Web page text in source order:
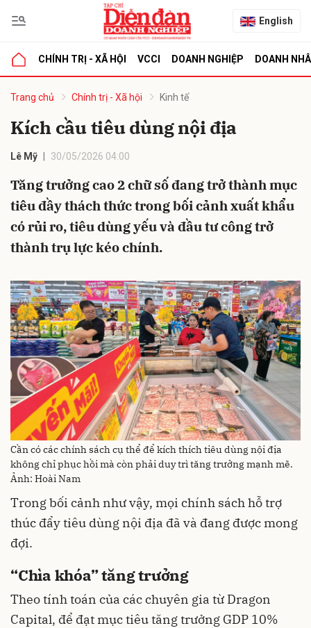
English
CHÍNH TRỊ - XÃ HỘI VCCI DOANH NGHIỆP DOANH
Trang chủ Chính trị - Xã hội Kinh tế
Kích cầu tiêu dùng nội địa
Lê Mỹ 30/05/2026 04:00
Tăng trưởng cao 2 chữ số đang trở thành mục
tiêu đầy thách thức trong bối cảnh xuất khẩu
có rủi ro, tiêu dùng yếu và đầu tư công trở
thành trụ lực kéo chính.
Cần có các chính sách cụ thể để kích thích tiêu dùng nội địa
không chỉ phục hồi mà còn phải duy trì tăng trưởng mạnh mẽ.
Ảnh: Hoài Nam
Trong bối cảnh như vậy, mọi chính sách hỗ trợ
thúc đẩy tiêu dùng nội địa đã và đang được mong
đợi.
“Chìa khóa” tăng trưởng
Theo tính toán của các chuyên gia từ Dragon
Capital, để đạt mục tiêu tăng trưởng GDP 10%
luận
Hủy